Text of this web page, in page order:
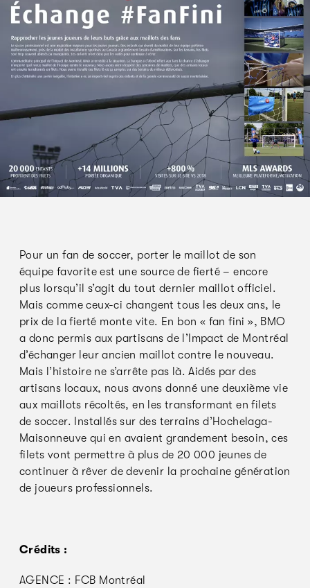
Pour un fan de soccer, porter le maillot de son
équipe favorite est une source de fierté – encore
plus lorsqu’il s’agit du tout dernier maillot officiel.
Mais comme ceux-ci changent tous les deux ans, le
prix de la fierté monte vite. En bon « fan fini », BMO
a donc permis aux partisans de l’Impact de Montréal
d’échanger leur ancien maillot contre le nouveau.
Mais l’histoire ne s’arrête pas là. Aidés par des
artisans locaux, nous avons donné une deuxième vie
aux maillots récoltés, en les transformant en filets
de soccer. Installés sur des terrains d’Hochelaga-
Maisonneuve qui en avaient grandement besoin, ces
filets vont permettre à plus de 20 000 jeunes de
continuer à rêver de devenir la prochaine génération
de joueurs professionnels.
Crédits :
AGENCE : FCB Montréal